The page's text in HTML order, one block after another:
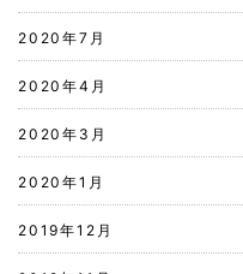
2020年7月
2020年4月
2020年3月
2020年1月
2019年12月